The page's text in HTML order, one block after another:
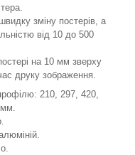
зміну постерів, а
від 10 до 500
на 10 мм зверху
друку зображення.
210, 297, 420,